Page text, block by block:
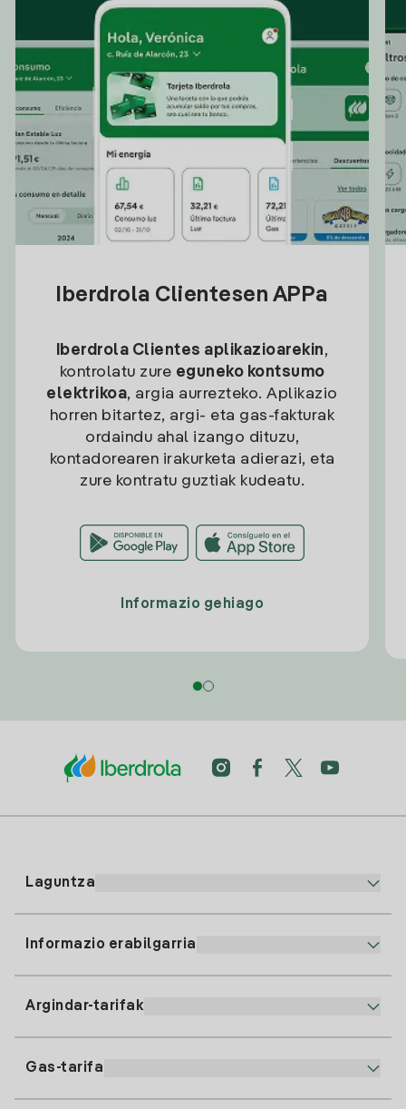
Iberdrola Clientesen APPa
Iberdrola Clientes aplikazioarekin,
kontrolatu zure eguneko kontsumo
elektrikoa, argia aurrezteko. Aplikazio
horren bitartez, argi- eta gas-fakturak
ordaindu ahal izango dituzu,
kontadorearen irakurketa adierazi, eta
zure kontratu guztiak kudeatu.
Informazio gehiago
Laguntza
91 919 52 73
clientes@tuiberdrola.es
Informazio erabilgarria
Argindar-tarifak
Gas-tarifa